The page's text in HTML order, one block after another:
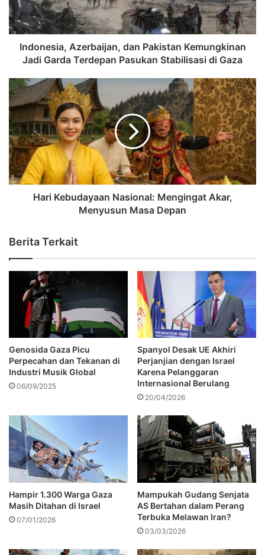
Indonesia, Azerbaijan, dan Pakistan Kemungkinan
Jadi Garda Terdepan Pasukan Stabilisasi di Gaza
Hari Kebudayaan Nasional: Mengingat Akar,
Menyusun Masa Depan
Berita Terkait
Genosida Gaza Picu
Perpecahan dan Tekanan di
Industri Musik Global
06/09/2025
Spanyol Desak UE Akhiri
Perjanjian dengan Israel
Karena Pelanggaran
Internasional Berulang
20/04/2026
Hampir 1.300 Warga Gaza
Masih Ditahan di Israel
07/01/2026
Mampukah Gudang Senjata
AS Bertahan dalam Perang
Terbuka Melawan Iran?
03/03/2026